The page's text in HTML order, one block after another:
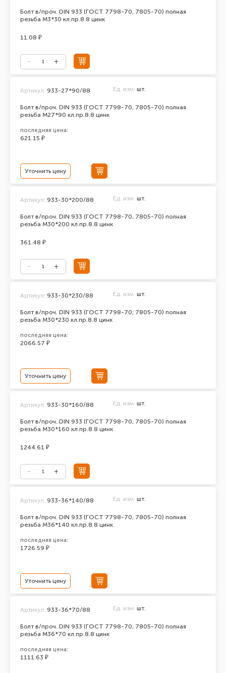
Болт в/проч. DIN 933 (ГОСТ 7798-70, 7805-70) полная
резьба М3*30 кл.пр.8.8 цинк
11.08 ₽
Болт в/проч. DIN 933 (ГОСТ 7798-70, 7805-70) полная
резьба М27*90 кл.пр.8.8 цинк
Артикул: 933-27*90/88 Ед. изм. шт.
последняя цена:
621.15 ₽
Уточнить цену
Болт в/проч. DIN 933 (ГОСТ 7798-70, 7805-70) полная
резьба М30*200 кл.пр.8.8 цинк
Артикул: 933-30*200/88 Ед. изм. шт.
361.48 ₽
Болт в/проч. DIN 933 (ГОСТ 7798-70, 7805-70) полная
резьба М30*230 кл.пр.8.8 цинк
Артикул: 933-30*230/88 Ед. изм. шт.
последняя цена:
2066.57 ₽
Уточнить цену
Болт в/проч. DIN 933 (ГОСТ 7798-70, 7805-70) полная
резьба М30*160 кл.пр.8.8 цинк
Артикул: 933-30*160/88 Ед. изм. шт.
1244.61 ₽
Болт в/проч. DIN 933 (ГОСТ 7798-70, 7805-70) полная
резьба М36*140 кл.пр.8.8 цинк
Артикул: 933-36*140/88 Ед. изм. шт.
последняя цена:
1726.59 ₽
Уточнить цену
Болт в/проч. DIN 933 (ГОСТ 7798-70, 7805-70) полная
резьба М36*70 кл.пр.8.8 цинк
Артикул: 933-36*70/88 Ед. изм. шт.
последняя цена:
1111.63 ₽